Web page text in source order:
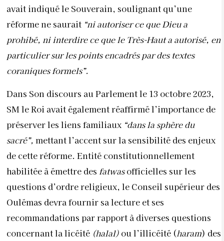
avait indiqué le Souverain, soulignant qu’une
réforme ne saurait “ni autoriser ce que Dieu a
prohibé, ni interdire ce que le Très-Haut a autorisé, en
particulier sur les points encadrés par des textes
coraniques formels”.
Dans Son discours au Parlement le 13 octobre 2023,
SM le Roi avait également réaffirmé l’importance de
préserver les liens familiaux “dans la sphère du
sacré”, mettant l’accent sur la sensibilité des enjeux
de cette réforme. Entité constitutionnellement
habilitée à émettre des fatwasofficielles sur les
questions d’ordre religieux, le Conseil supérieur des
Oulémas devra fournir sa lecture et ses
recommandations par rapport à diverses questions
concernant la licéité (halal) ou l’illicéité (haram) des